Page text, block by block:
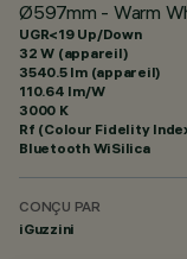
Ø597mm - Warm
UGR<19 Up/Down
32 W (appareil)
3540.5 lm (appareil)
110.64 lm/W
3000 K
Rf (Colour Fidelity
Bluetooth WiSilica
CONÇU PAR
iGuzzini